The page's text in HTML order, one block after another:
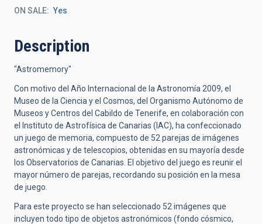
ON SALE Yes
Description
"Astromemory"
Con motivo del Año Internacional de la Astronomía 2009, el
Museo de la Ciencia y el Cosmos, del Organismo Autónomo de
Museos y Centros del Cabildo de Tenerife, en colaboración con
el Instituto de Astrofísica de Canarias (IAC), ha confeccionado
un juego de memoria, compuesto de 52 parejas de imágenes
astronómicas y de telescopios, obtenidas en su mayoría desde
los Observatorios de Canarias. El objetivo del juego es reunir el
mayor número de parejas, recordando su posición en la mesa
de juego.
Para este proyecto se han seleccionado 52 imágenes que
incluyen todo tipo de objetos astronómicos (fondo cósmico,